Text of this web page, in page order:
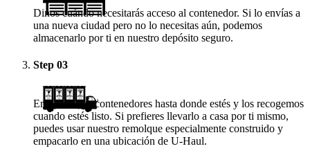
Dinos cuándo necesitarás acceso al contenedor. Si lo envías a
una nueva ciudad pero no lo necesitas aún, podemos
almacenarlo por ti en nuestro depósito seguro.
Step 03
Enviamos los contenedores hasta donde estés y los recogemos
cuando estés listo. Si prefieres llevarlo a casa por ti mismo,
puedes usar nuestro remolque especialmente construido y
empacarlo en una ubicación de U-Haul.